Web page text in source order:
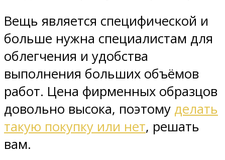
Вещь является специфической и
больше нужна специалистам для
облегчения и удобства
выполнения больших объёмов
работ. Цена фирменных образцов
довольно высока, поэтому делать
такую покупку или нет, решать
вам.